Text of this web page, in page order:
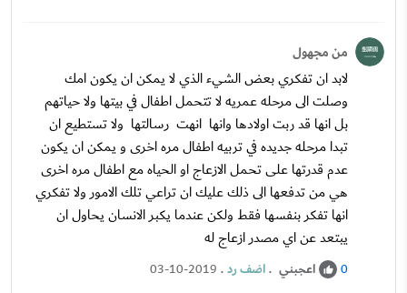
من مجهول
لابد ان تفكري بعض الشيء الذي لا يمكن ان يكون امك
وصلت الى مرحله عمريه لا تتحمل اطفال في بيتها ولا حياتهم
بل انها قد ربت اولادها وانها انهت رسالتها ولا تستطيع ان
تبدا مرحله جديده في تربيه اطفال مره اخرى و يمكن ان يكون
عدم قدرتها على تحمل الازعاج او الحياه مع اطفال مره اخرى
هي من تدفعها الى ذلك عليك ان تراعي تلك الامور ولا تفكري
انها تفكر بنفسها فقط ولكن عندما يكبر الانسان يحاول ان
يبتعد عن اي مصدر ازعاج له
0 اعجبني .اضف رد.
03-10-2019